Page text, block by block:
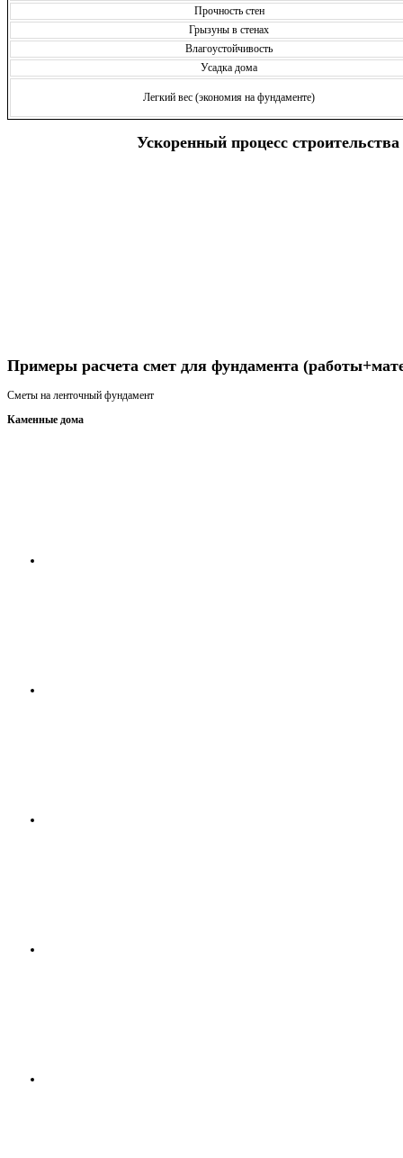
Прочность стен
Грызуны в стенах
Влагоустойчивость
Усадка дома
Легкий вес (экономия на фундаменте)
Ускоренный процесс
Примеры расчета смет для фундамента
Сметы на ленточный фундамент
Каменные дома